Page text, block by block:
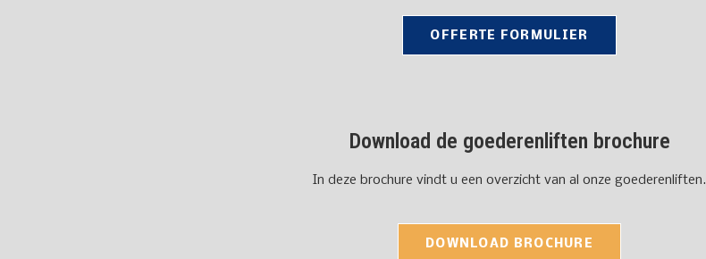
OFFERTE FORMULIER
Download de goederenliften brochure
In deze brochure vindt u een overzicht van al onze goederenliften.
DOWNLOAD BROCHURE